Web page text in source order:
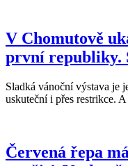
V Chomutově
první republiky.
Sladká vánoční výstava je
uskuteční i přes restrikce.
Červená řepa